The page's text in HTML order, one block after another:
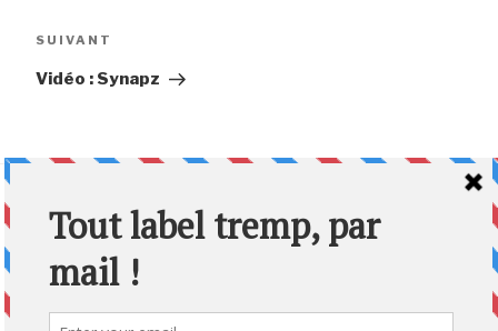
Article
SUIVANT
Vidéo : Synapz
CONTACTEZ NOUS :
Via notre interface en ligne